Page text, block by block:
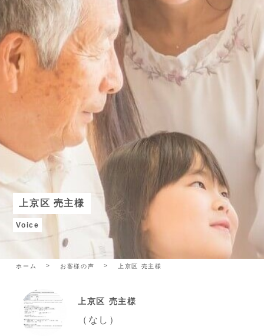
上京区 売主様
Voice
ホーム お客様の声 上京区 売主様
上京区 売主様
（なし）